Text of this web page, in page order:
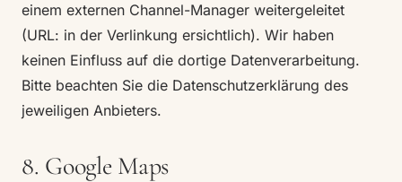
einem externen Channel-Manager weitergeleitet
(URL: in der Verlinkung ersichtlich). Wir haben
keinen Einfluss auf die dortige Datenverarbeitung.
Bitte beachten Sie die Datenschutzerklärung des
jeweiligen Anbieters.
8. Google Maps